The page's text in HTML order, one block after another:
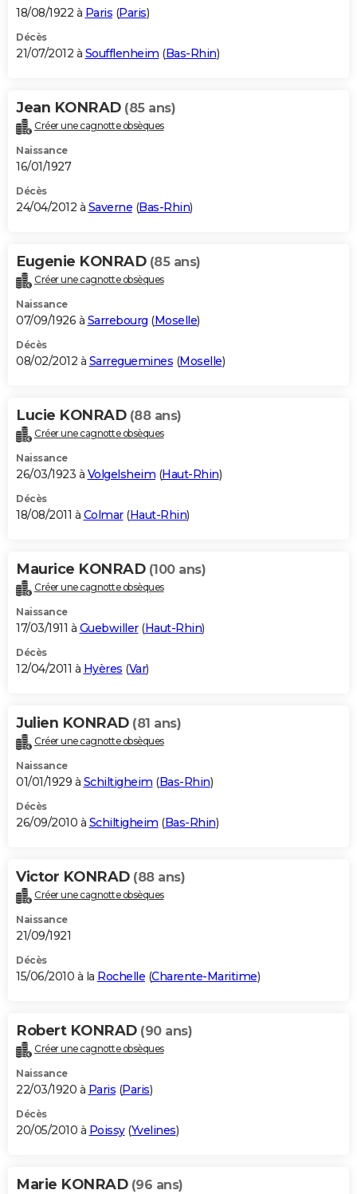
18/08/1922 à Paris (Paris)
Décès
21/07/2012 à Soufflenheim (Bas-Rhin)
Jean KONRAD (85 ans)
Créer une cagnotte obsèques
Naissance
16/01/1927
Décès
24/04/2012 à Saverne (Bas-Rhin)
Eugenie KONRAD (85 ans)
Créer une cagnotte obsèques
Naissance
07/09/1926 à Sarrebourg (Moselle)
Décès
08/02/2012 à Sarreguemines (Moselle)
Lucie KONRAD (88 ans)
Créer une cagnotte obsèques
Naissance
26/03/1923 à Volgelsheim (Haut-Rhin)
Décès
18/08/2011 à Colmar(Haut-Rhin)
Maurice KONRAD (100 ans)
Créer une cagnotte obsèques
Naissance
17/03/1911 à Guebwiller(Haut-Rhin)
Décès
12/04/2011 à Hyères (Var)
Julien KONRAD (81 ans)
Créer une cagnotte obsèques
Naissance
01/01/1929 à Schiltigheim (Bas-Rhin)
Décès
26/09/2010 à Schiltigheim (Bas-Rhin)
Victor KONRAD (88 ans)
Créer une cagnotte obsèques
Naissance
21/09/1921
Décès
15/06/2010 à la Rochelle (Charente-Maritime)
Robert KONRAD (90 ans)
Créer une cagnotte obsèques
Naissance
22/03/1920 à Paris (Paris)
Décès
20/05/2010 à Poissy(Yvelines)
Marie KONRAD (96 ans)